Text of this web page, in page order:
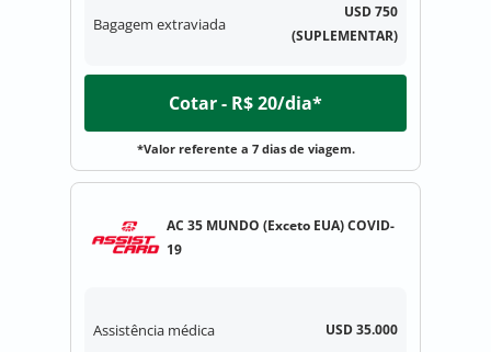
Bagagem extraviada
USD 750
(SUPLEMENTAR)
Cotar - R$ 20/dia*
*Valor referente a 7 dias de viagem.
AC 35 MUNDO (Exceto EUA) COVID-
19
Assistência médica USD 35.000